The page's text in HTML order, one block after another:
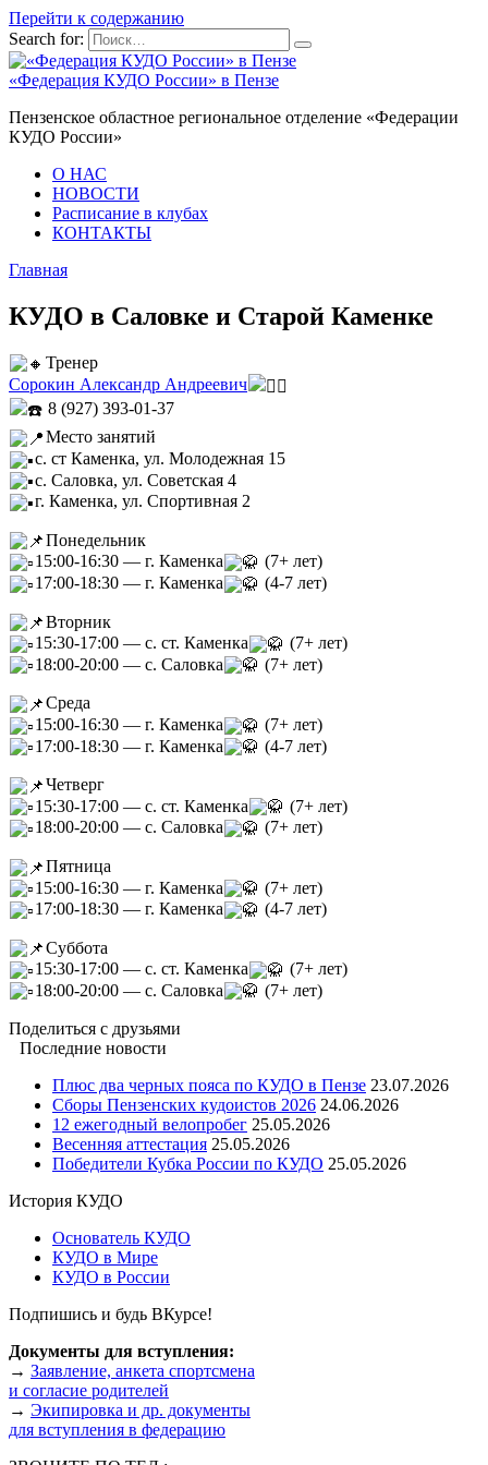
Перейти к содержанию
Search for:
«Федерация КУДО России» в Пензе
Пензенское областное региональное отделение «Федерации
КУДО России»
О НАС
НОВОСТИ
Расписание в клубах
КОНТАКТЫ
Главная
КУДО в Саловке и Старой Каменке
Тренер
Сорокин Александр Андреевич
8 (927) 393-01-37
Место занятий
с. ст Каменка, ул. Молодежная 15
с. Саловка, ул. Советская 4
г. Каменка, ул. Спортивная 2
Понедельник
15:00-16:30 — г. Каменка
(7+ лет)
17:00-18:30 — г. Каменка
(4-7 лет)
Вторник
15:30-17:00 — с. ст. Каменка
(7+ лет)
18:00-20:00 — с. Саловка
(7+ лет)
Среда
15:00-16:30 — г. Каменка
(7+ лет)
17:00-18:30 — г. Каменка
(4-7 лет)
Четверг
15:30-17:00 — с. ст. Каменка
(7+ лет)
18:00-20:00 — с. Саловка
(7+ лет)
Пятница
15:00-16:30 — г. Каменка
(7+ лет)
17:00-18:30 — г. Каменка
(4-7 лет)
Суббота
15:30-17:00 — с. ст. Каменка
(7+ лет)
18:00-20:00 — с. Саловка
(7+ лет)
Поделиться с друзьями
Последние новости
Плюс два черных пояса по КУДО в Пензе 23.07.2026
Сборы Пензенских кудоистов 2026 24.06.2026
12 ежегодный велопробег 25.05.2026
Весенняя аттестация 25.05.2026
Победители Кубка России по КУДО 25.05.2026
История КУДО
Основатель КУДО
КУДО в Мире
КУДО в России
Подпишись и будь ВКурсе!
Документы для вступления:
→ Заявление, анкета спортсмена
и согласие родителей
→ Экипировка и др. документы
для вступления в федерацию